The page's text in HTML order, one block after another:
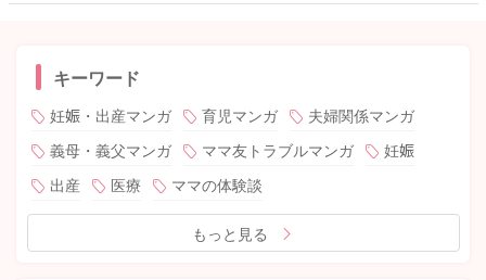
キーワード
妊娠・出産マンガ 育児マンガ
夫婦関係マンガ
義母・義父マンガ
ママ友トラブルマンガ
妊娠
出産
医療 ママの体験談
もっと見る